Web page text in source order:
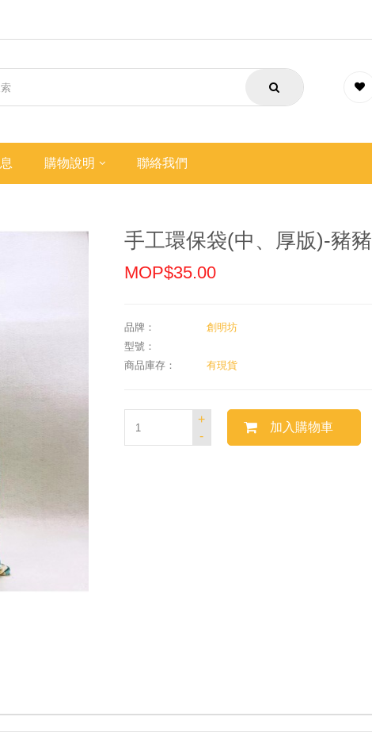
購物說明 聯絡我們
手工環保袋(中、厚版)-豬豬
MOP$35.00
品牌：
創明坊
型號：
商品庫存：
有現貨
-
+
加入購物車